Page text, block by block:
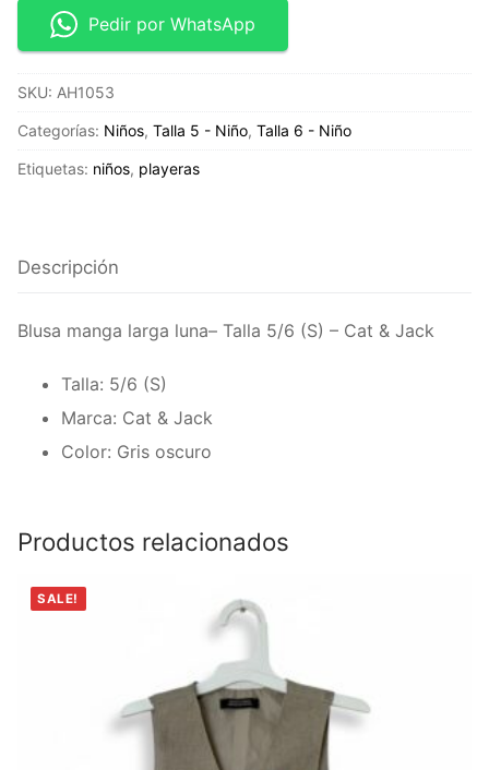
larga
luna–
5/6
(S)
Cat
cantidad
Pedir por WhatsApp
SKU: AH1053
Categorías: Niños, Talla 5 - Niño, Talla 6 - Niño
Etiquetas: niños, playeras
Descripción
Blusa manga larga luna– Talla 5/6 (S) – Cat & Jack
Talla: 5/6 (S)
Marca: Cat & Jack
Color: Gris oscuro
Productos relacionados
SALE!